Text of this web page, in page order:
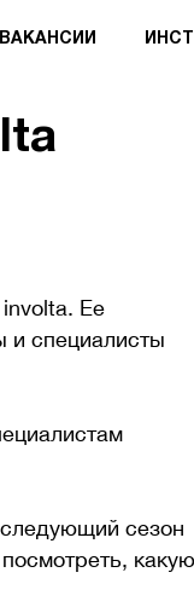
ВАКАНСИИ
Ее
и специалисты
сезон
какую